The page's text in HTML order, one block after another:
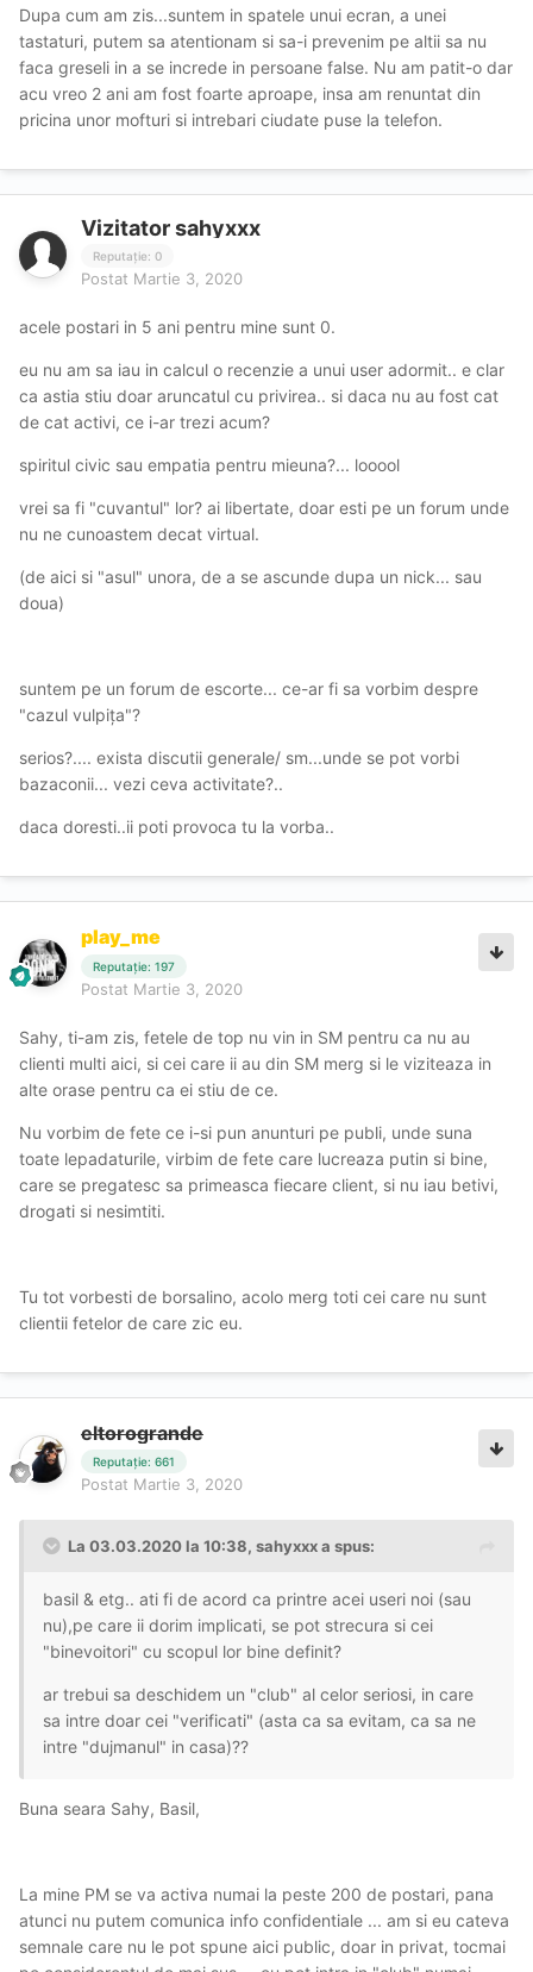
Dupa cum am zis...suntem in spatele unui ecran, a unei
tastaturi, putem sa atentionam si sa-i prevenim pe altii sa nu
faca greseli in a se increde in persoane false. Nu am patit-o dar
acu vreo 2 ani am fost foarte aproape, insa am renuntat din
pricina unor mofturi si intrebari ciudate puse la telefon.
Vizitator sahyxxx
Reputație: 0
Postat Martie 3, 2020
acele postari in 5 ani pentru mine sunt 0.
eu nu am sa iau in calcul o recenzie a unui user adormit.. e clar
ca astia stiu doar aruncatul cu privirea.. si daca nu au fost cat
de cat activi, ce i-ar trezi acum?
spiritul civic sau empatia pentru mieuna?... looool
vrei sa fi "cuvantul" lor? ai libertate, doar esti pe un forum unde
nu ne cunoastem decat virtual.
(de aici si "asul" unora, de a se ascunde dupa un nick... sau
doua)
suntem pe un forum de escorte... ce-ar fi sa vorbim despre
"cazul vulpița"?
serios?.... exista discutii generale/ sm...unde se pot vorbi
bazaconii... vezi ceva activitate?..
daca doresti..ii poti provoca tu la vorba..
play_me
Reputație: 197
Postat Martie 3, 2020
Sahy, ti-am zis, fetele de top nu vin in SM pentru ca nu au
clienti multi aici, si cei care ii au din SM merg si le viziteaza in
alte orase pentru ca ei stiu de ce.
Nu vorbim de fete ce i-si pun anunturi pe publi, unde suna
toate lepadaturile, virbim de fete care lucreaza putin si bine,
care se pregatesc sa primeasca fiecare client, si nu iau betivi,
drogati si nesimtiti.
Tu tot vorbesti de borsalino, acolo merg toti cei care nu sunt
clientii fetelor de care zic eu.
eltorogrande
Reputație: 661
Postat Martie 3, 2020
La 03.03.2020 la 10:38, sahyxxx a spus:
basil & etg.. ati fi de acord ca printre acei useri noi (sau
nu),pe care ii dorim implicati, se pot strecura si cei
"binevoitori" cu scopul lor bine definit?
ar trebui sa deschidem un "club" al celor seriosi, in care
sa intre doar cei "verificati" (asta ca sa evitam, ca sa ne
intre "dujmanul" in casa)??
Buna seara Sahy, Basil,
La mine PM se va activa numai la peste 200 de postari, pana
atunci nu putem comunica info confidentiale ... am si eu cateva
semnale care nu le pot spune aici public, doar in privat, tocmai